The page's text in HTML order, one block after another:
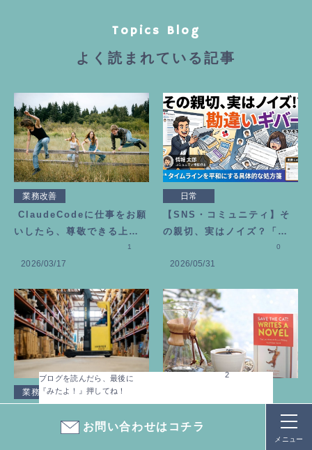
お問い合わせはコチラ
メニュー
ブログを読んだら、最後に
『みたよ！』押してね！
2
Topics Blog
よく読まれている記事
業務改善
ClaudeCodeに仕事をお願
いしたら、尊敬できる上司
2026/03/17
1
日常
【SNS・コミュニティ】そ
の親切、実はノイズ？「勘
違いギバー」にモヤモヤし
た時の処方箋
2026/05/31
0
業務改善
するといくら浮く？
変えた→ 使いやすいテンプ
3